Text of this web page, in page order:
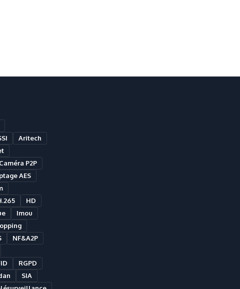
Aritech
Caméra P2P
AES
HD
Imou
NF&A2P
RGPD
SIA